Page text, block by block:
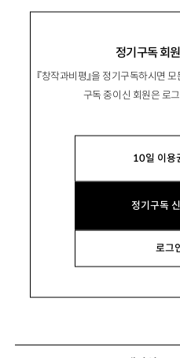
정기구독 회
『창작과비평』을 정기구독하시면
구독 중이신 회원은 로
10일 이
정기구독
로그